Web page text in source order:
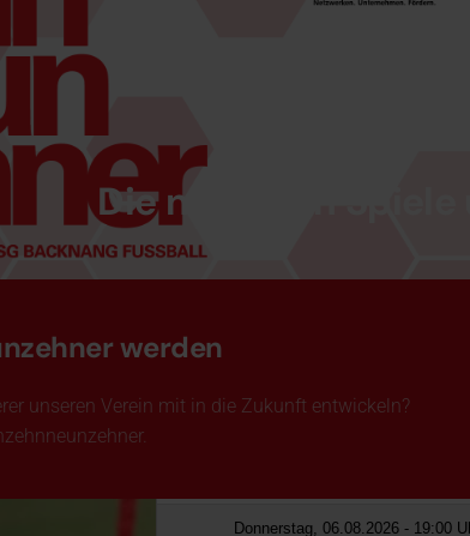
werden
unseren Verein mit in die Zukunft entwickeln?
Die nächsten